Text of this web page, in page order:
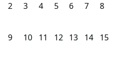
2 3 4 5 6 7 8
9 10 11 12 13 14 15